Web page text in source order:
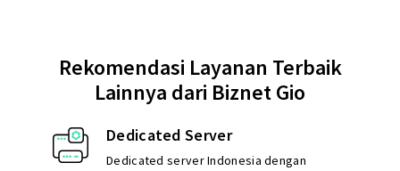
Rekomendasi Layanan Terbaik
Lainnya dari Biznet Gio
Dedicated Server
Dedicated server Indonesia dengan